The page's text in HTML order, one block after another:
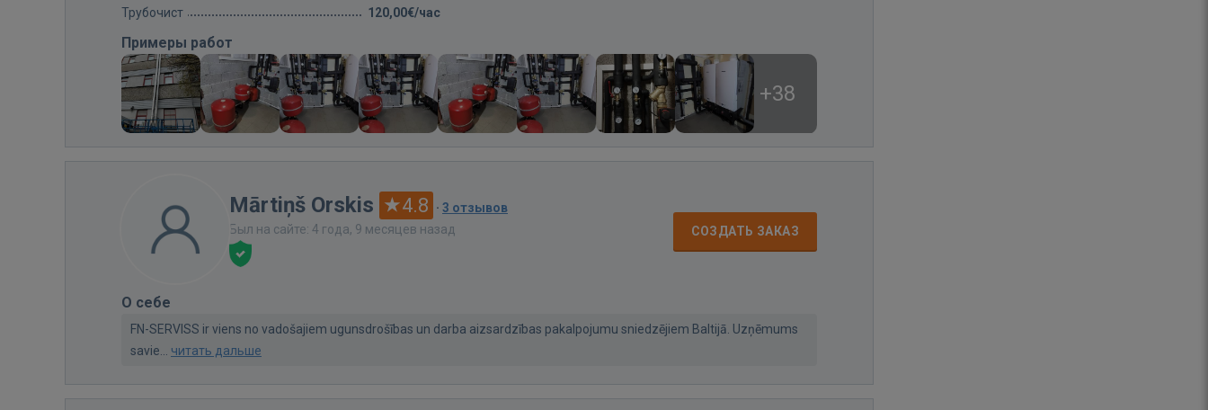
Трубочист 120,00€/час
Примеры работ
+38
Mārtiņš Orskis 4.8 · 3 отзывов
Был на сайте: 4 года, 9 месяцев назад
СОЗДАТЬ ЗАКАЗ
О себе
FN-SERVISS ir viens no vadošajiem ugunsdrošības un darba aizsardzības pakalpojumu sniedzējiem Baltijā. Uzņēmums
savie... читать дальше